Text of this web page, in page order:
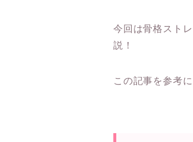
今回は骨格スト
説！
この記事を参考